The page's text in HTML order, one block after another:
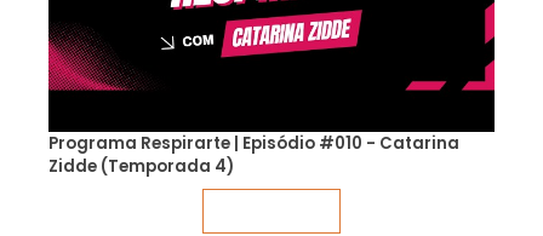
Programa Respirarte | Episódio #010 - Catarina
Zidde (Temporada 4)